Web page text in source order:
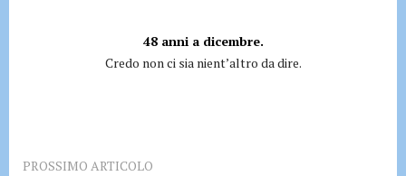
48 anni a dicembre.
Credo non ci sia nient’altro da dire.
PROSSIMO ARTICOLO